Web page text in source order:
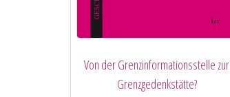
Von der Grenzinformationsstelle zur
Grenzgedenkstätte?